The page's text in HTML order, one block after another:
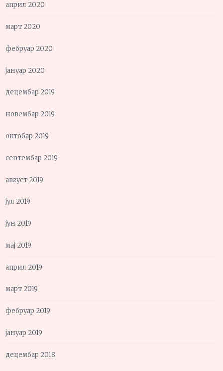
април 2020
март 2020
фебруар 2020
јануар 2020
децембар 2019
новембар 2019
октобар 2019
септембар 2019
август 2019
јул 2019
јун 2019
мај 2019
април 2019
март 2019
фебруар 2019
јануар 2019
децембар 2018